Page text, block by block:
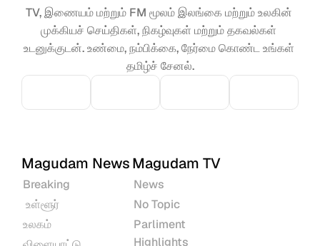
TV, இணையம் மற்றும் FM மூலம் இலங்கை மற்றும் உலகின்
முக்கியச் செய்திகள், நிகழ்வுகள் மற்றும் தகவல்கள்
உடனுக்குடன். உண்மை, நம்பிக்கை, நேர்மை கொண்ட உங்கள்
தமிழ்ச் சேனல்.
Magudam News
Breaking
உள்ளூர்
உலகம்
Magudam TV
News
No Topic
Parliment
Highlights